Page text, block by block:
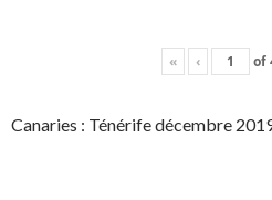
« ‹ of
Canaries : Ténérife décembre